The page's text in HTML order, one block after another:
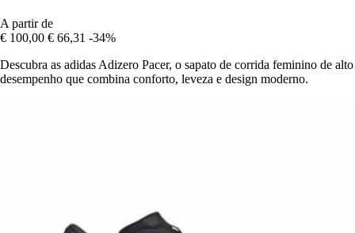
A partir de
€ 100,00 € 66,31 -34%
Descubra as adidas Adizero Pacer, o sapato de corrida feminino de alto
desempenho que combina conforto, leveza e design moderno.